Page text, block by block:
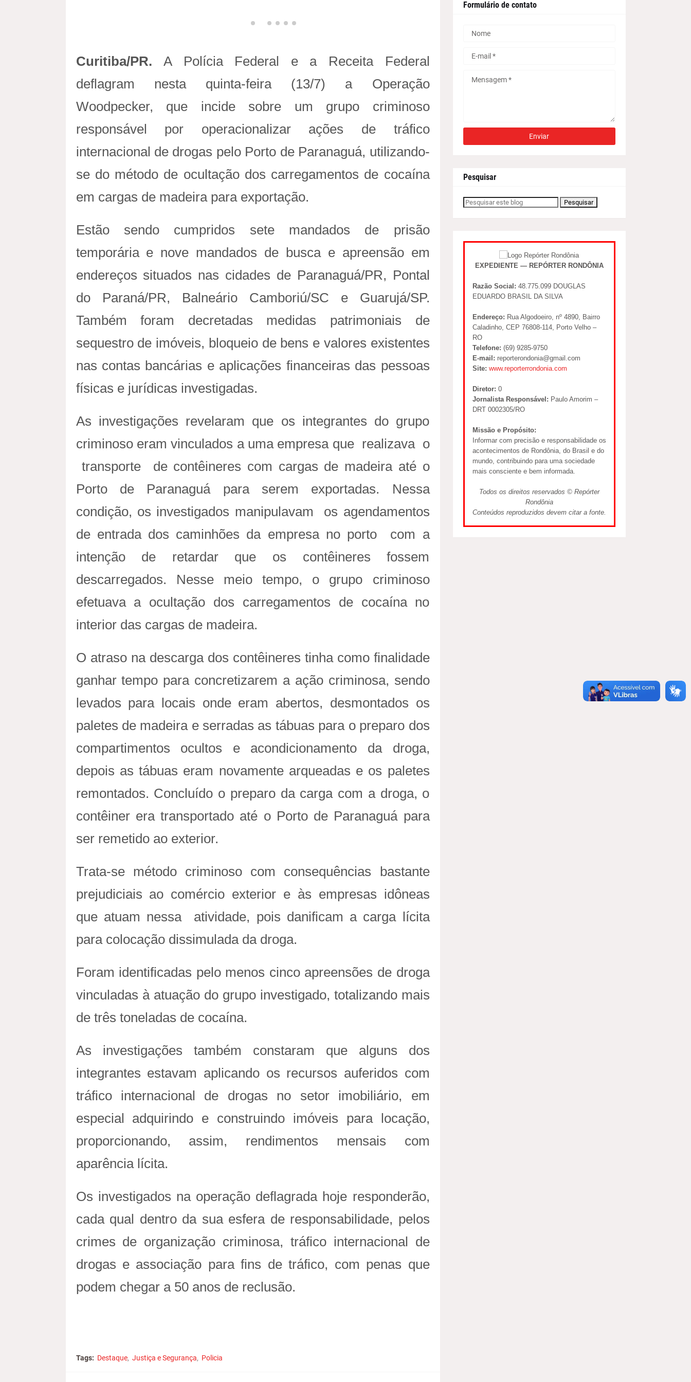
p
o
r
F
a
e
b
p
o
r
T
w
t
t
e
i
a
r
p
a
a
á
r
d
r
a
n
s
f
e
a
Curitiba/PR.A Polícia Federal e a Receita Federal
deflagram nesta quinta-feira (13/7) a Operação
Woodpecker, que incide sobre um grupo criminoso
responsável por operacionalizar ações de tráfico
internacional de drogas pelo Porto de Paranaguá, utilizando-
se do método de ocultação dos carregamentos de cocaína
em cargas de madeira para exportação.
Estão sendo cumpridos sete mandados de prisão
temporária e nove mandados de busca e apreensão em
endereços situados nas cidades de Paranaguá/PR, Pontal
do Paraná/PR, Balneário Camboriú/SC e Guarujá/SP.
Também foram decretadas medidas patrimoniais de
sequestro de imóveis, bloqueio de bens e valores existentes
nas contas bancárias e aplicações financeiras das pessoas
físicas e jurídicas investigadas.
As investigações revelaram que os integrantes do grupo
criminoso eram vinculados a uma empresa que realizava o
transporte de contêineres com cargas de madeira até o
Porto de Paranaguá para serem exportadas. Nessa
condição, os investigados manipulavam os agendamentos
de entrada dos caminhões da empresa no porto com a
intenção de retardar que os contêineres fossem
descarregados. Nesse meio tempo, o grupo criminoso
efetuava a ocultação dos carregamentos de cocaína no
interior das cargas de madeira.
O atraso na descarga dos contêineres tinha como finalidade
ganhar tempo para concretizarem a ação criminosa, sendo
levados para locais onde eram abertos, desmontados os
paletes de madeira e serradas as tábuas para o preparo dos
compartimentos ocultos e acondicionamento da droga,
depois as tábuas eram novamente arqueadas e os paletes
remontados. Concluído o preparo da carga com a droga, o
contêiner era transportado até o Porto de Paranaguá para
ser remetido ao exterior.
Trata-se método criminoso com consequências bastante
prejudiciais ao comércio exterior e às empresas idôneas
que atuam nessa atividade, pois danificam a carga lícita
para colocação dissimulada da droga.
Foram identificadas pelo menos cinco apreensões de droga
vinculadas à atuação do grupo investigado, totalizando mais
de três toneladas de cocaína.
As investigações também constaram que alguns dos
integrantes estavam aplicando os recursos auferidos com
tráfico internacional de drogas no setor imobiliário, em
especial adquirindo e construindo imóveis para locação,
proporcionando, assim, rendimentos mensais com
aparência lícita.
Os investigados na operação deflagrada hoje responderão,
cada qual dentro da sua esfera de responsabilidade, pelos
crimes de organização criminosa, tráfico internacional de
drogas e associação para fins de tráfico, com penas que
podem chegar a 50 anos de reclusão.
Tags: Destaque Justiça e Segurança Policia
Formulário de contato
Pesquisar
EXPEDIENTE — REPÓRTER RONDÔNIA
Razão Social: 48.775.099 DOUGLAS
EDUARDO BRASIL DA SILVA
Endereço: Rua Algodoeiro, nº 4890, Bairro
Caladinho, CEP 76808-114, Porto Velho –
RO
Telefone: (69) 9285-9750
E-mail: reporterondonia@gmail.com
Site: www.reporterrondonia.com
Diretor: 0
Jornalista Responsável: Paulo Amorim –
DRT 0002305/RO
Missão e Propósito:
Informar com precisão e responsabilidade os
acontecimentos de Rondônia, do Brasil e do
mundo, contribuindo para uma sociedade
mais consciente e bem informada.
Todos os direitos reservados © Repórter
Rondônia
Conteúdos reproduzidos devem citar a fonte.